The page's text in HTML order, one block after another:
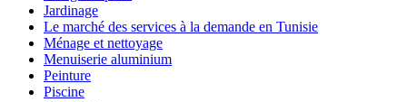
Jardinage
Le marché des services à la demande en Tunisie
Ménage et nettoyage
Menuiserie aluminium
Peinture
Piscine